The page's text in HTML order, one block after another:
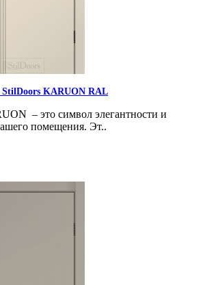
KARUON RAL
– это символ элегантности и
помещения. Эт..